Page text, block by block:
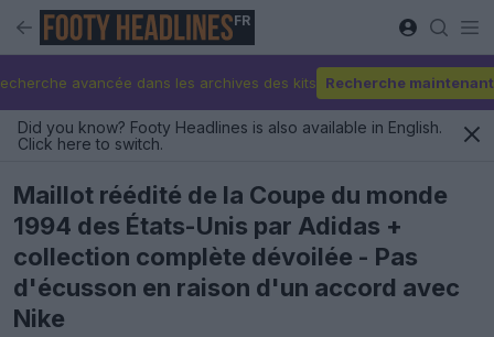
FR
avancée dans les archives des kits Recherche maintenant
Did you know? Footy Headlines is also available in English.
Click here to switch.
Maillot réédité de la Coupe du monde
1994 des États-Unis par Adidas +
collection complète dévoilée - Pas
d'écusson en raison d'un accord avec
Nike